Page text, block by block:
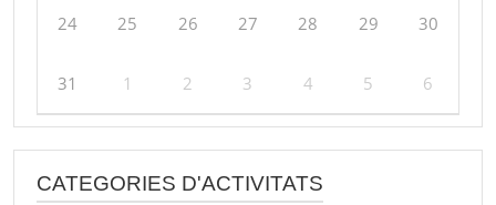
24 25 26 27 28 29 30
31 1 2 3 4 5 6
CATEGORIES D'ACTIVITATS